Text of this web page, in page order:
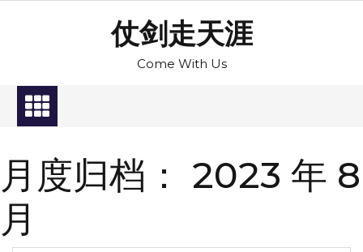
仗剑走天涯
Come With Us
月度归档： 2023 年 8
月